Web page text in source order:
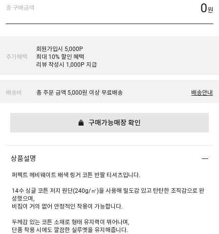
총 구매금액 0원
추가혜택
회원가입시 5,000P
최대 10% 할인 혜택
리뷰 작성시 1,000P 지급
배송비 총 주문 금액 5,000원 이상 무료배송 배송안내
구매가능매장 확인
상품설명
퍼펙트 헤비웨이트 배색 링거 코튼 반팔 티셔츠입니다.
14수 싱글 코튼 저지 원단(240g/㎡)을 사용해 밀도감 있고 탄탄한 조직감으로 완
성했으며,
비침이 거의 없어 안정적인 착용이 가능합니다.
두께감 있는 코튼 소재로 형태 유지력이 뛰어나며,
단품 착용 시에도 깔끔한 실루엣을 유지해줍니다.